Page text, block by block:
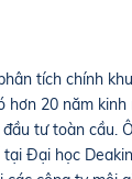
tích chính
hơn 20 năm
tư toàn cầu.
tại Đại học